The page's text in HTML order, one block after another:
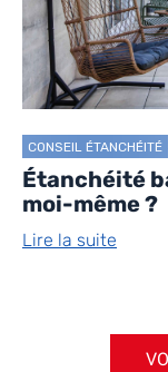
CONSEIL ÉTANCHÉITÉ
Étanchéité
moi-même ?
Lire la suite